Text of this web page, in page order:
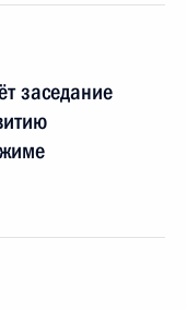
заседание